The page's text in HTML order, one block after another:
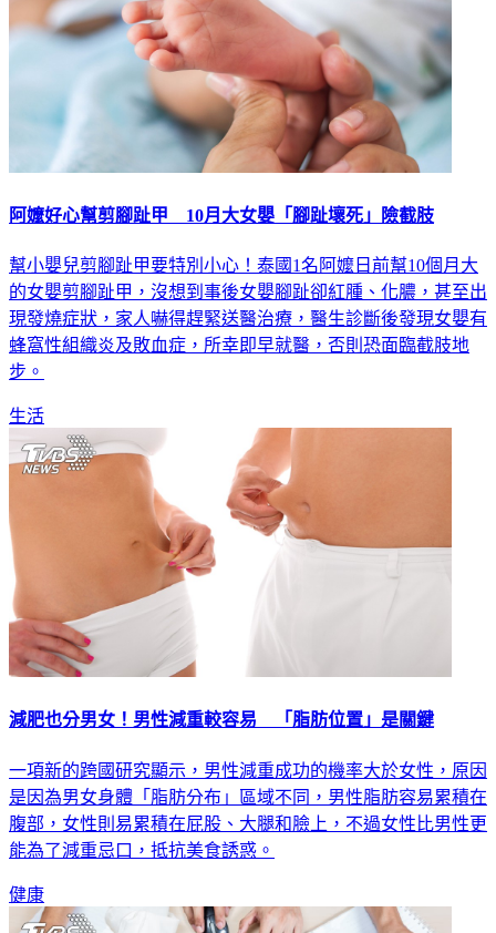
阿嬤好心幫剪腳趾甲 10月大女嬰「腳趾壞死」險截肢
幫小嬰兒剪腳趾甲要特別小心！泰國1名阿嬤日前幫10個月大
的女嬰剪腳趾甲，沒想到事後女嬰腳趾卻紅腫、化膿，甚至出
現發燒症狀，家人嚇得趕緊送醫治療，醫生診斷後發現女嬰有
蜂窩性組織炎及敗血症，所幸即早就醫，否則恐面臨截肢地
步。
生活
減肥也分男女！男性減重較容易 「脂肪位置」是關鍵
一項新的跨國研究顯示，男性減重成功的機率大於女性，原因
是因為男女身體「脂肪分布」區域不同，男性脂肪容易累積在
腹部，女性則易累積在屁股、大腿和臉上，不過女性比男性更
能為了減重忌口，抵抗美食誘惑。
健康